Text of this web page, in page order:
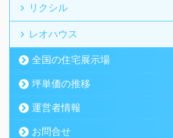
リクシル
レオハウス
全国の住宅展示場
坪単価の推移
運営者情報
お問合せ